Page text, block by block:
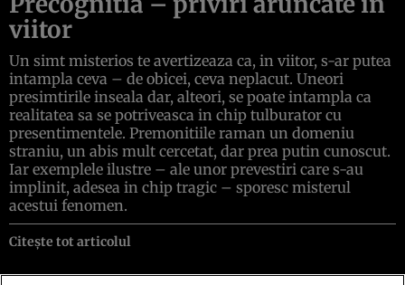
viitor
Un simt misterios te avertizeaza ca, in viitor, s-ar putea
intampla ceva – de obicei, ceva neplacut. Uneori
presimtirile inseala dar, alteori, se poate intampla ca
realitatea sa se potriveasca in chip tulburator cu
presentimentele. Premonitiile raman un domeniu
straniu, un abis mult cercetat, dar prea putin cunoscut.
Iar exemplele ilustre – ale unor prevestiri care s-au
implinit, adesea in chip tragic – sporesc misterul
acestui fenomen.
Citește tot articolul